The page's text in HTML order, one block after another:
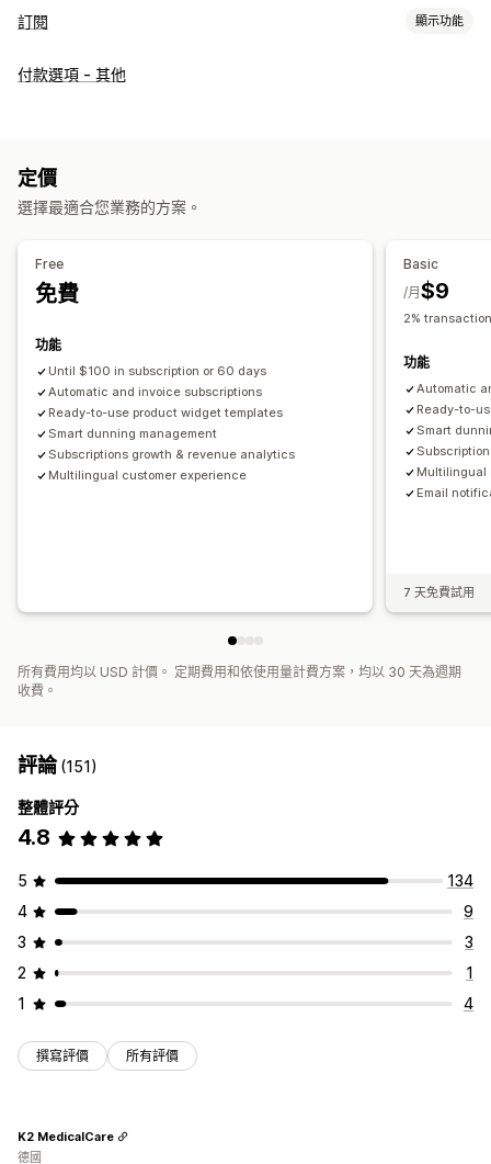
訂閱 顯示功能
訂閱類型
可設定的定價
定期付款 訂閱優惠價 單次付款
付款選項 - 其他
定價
選擇最適合您業務的方案。
Free
免費
功能
Until $100 in subscription or 60 days
Automatic and invoice subscriptions
Ready-to-use product widget templates
Smart dunning management
Subscriptions growth & revenue analytics
Multilingual customer experience
Basic
$9
/月
2%
功能
Automatic
Ready-to-
Smart
Multilingual
Email
7 天免費試用
所有費用均以 USD 計價。 定期費用和依使用量計費方案，均以 30 天為週期
收費。
評論(151)
整體評分
4.8
5
134
4
9
3
3
2
1
1
4
撰寫評價 所有評價
K2 MedicalCare
德國